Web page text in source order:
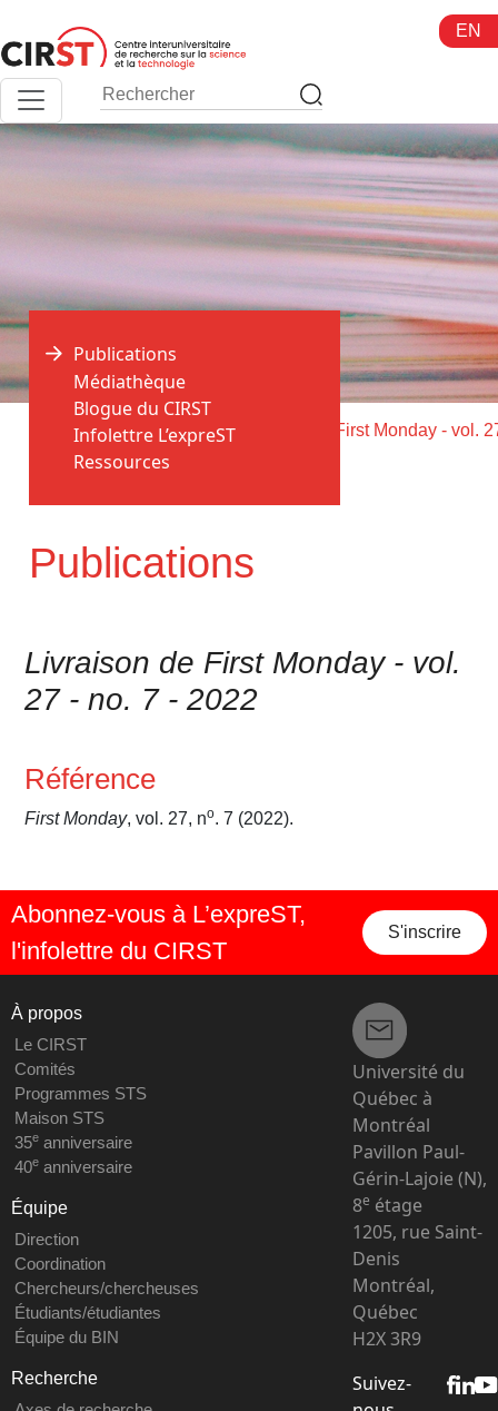
au
contenu
EN
Accueil > Publications >
Publications
Publications
Médiathèque
Blogue du CIRST
Infolettre L’expreST
Ressources
Livraison de First Monday - vol.
27 - no. 7 - 2022
Référence
First Monday, vol. 27, no. 7 (2022).
Abonnez-vous à L’expreST,
l'infolettre du CIRST
S'inscrire
À propos
Le CIRST
Comités
Programmes STS
Maison STS
35eanniversaire
40eanniversaire
Équipe
Direction
Coordination
Chercheurs/chercheuses
Étudiants/étudiantes
Équipe du BIN
Recherche
Université du
Québec à
Montréal
Pavillon Paul-
Gérin-Lajoie (N),
8e étage
1205, rue Saint-
Denis
Montréal,
Québec
H2X 3R9
Suivez-